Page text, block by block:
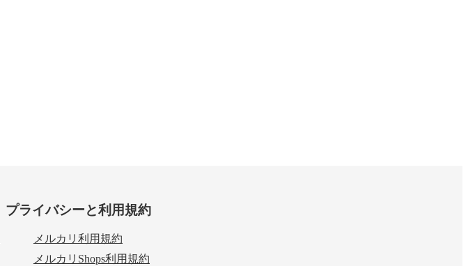
プライバシーと利用規約
メルカリ利用規約
メルカリShops利用規約